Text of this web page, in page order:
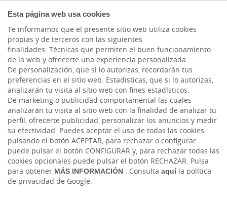
Esta página web usa cookies
Te informamos que el presente sitio web utiliza cookies
propias y de terceros con las siguientes
finalidades: Técnicas que permiten el buen funcionamiento
de la web y ofrecerte una experiencia personalizada.
De personalización, que si lo autorizas, recordarán tus
preferencias en el sitio web. Estadísticas, que si lo autorizas,
analizarán tu visita al sitio web con fines estadísticos.
De marketing o publicidad comportamental las cuales
analizarán tu visita al sitio web con la finalidad de analizar tu
perfil, ofrecerte publicidad, personalizar los anuncios y medir
su efectividad. Puedes aceptar el uso de todas las cookies
pulsando el botón ACEPTAR, para rechazar o configurar
puede pulsar el botón CONFIGURAR y, para rechazar todas las
cookies opcionales puede pulsar el botón RECHAZAR. Pulsa
para obtener MÁS INFORMACIÓN . Consulta aquíla política
de privacidad de Google.
Actualidad
Garantizar la seguridad
de los sistemas y la
protección de datos
¿cómo hacer ambas
cosas?